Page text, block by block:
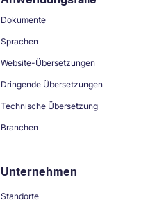
Dokumente
Sprachen
Website-Übersetzungen
Dringende Übersetzungen
Technische Übersetzung
Branchen
Unternehmen
Standorte